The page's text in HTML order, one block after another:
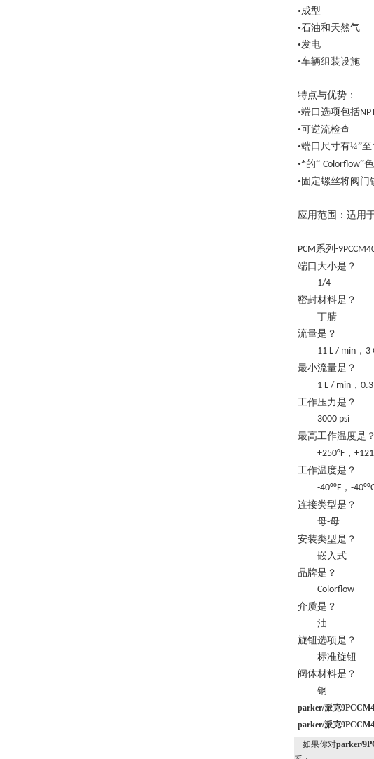
•成型
•石油和天然气
•发电
•车辆组装设施
特点与优势：
•端口选项包括
•可逆流检查
•端口尺寸有¼”至
•*的“ Colorflow”
•固定螺丝将阀
应用范围：适用
PCM系列 -
端口大小是？
1/4
密封材料是？
丁腈
流量是 ？
11 L / min ， 3
最小流量是 ？
1 L / min ， 0.3
工作压力是？
3000 psi
最高工作温度是？
+250°F ，
工作温度是？
-40°°F ， -
连接类型是？
母-母
安装类型是？
嵌入式
品牌是？
Colorflow
介质是？
油
旋钮选项是？
标准旋钮
阀体材料是？
钢
parker/派克
parker/派克
如果你对parker/